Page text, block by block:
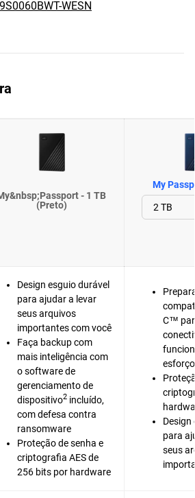
WESN
- 1 TB
(Preto)
My
Design esguio durável
para ajudar a levar
seus arquivos
importantes com você
Faça backup com
mais inteligência com
o software de
gerenciamento de
dispositivo2 incluído,
com defesa contra
ransomware
Proteção de senha e
criptografia AES de
256 bits por hardware
C™
esforço
Design
para
seus